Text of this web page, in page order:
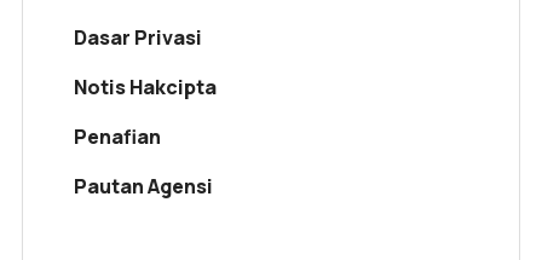
Dasar Privasi
Notis Hakcipta
Penafian
Pautan Agensi